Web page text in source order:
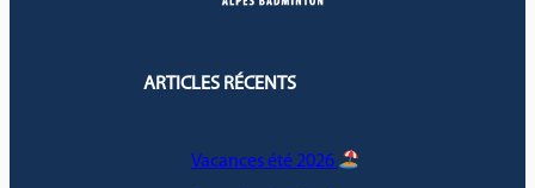
ARTICLES RÉCENTS
Vacances été 2026